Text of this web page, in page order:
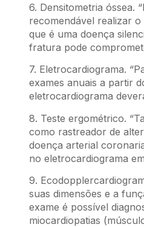
6. Densitometria óssea.
recomendável realizar
que é uma doença
fratura pode
7. Eletrocardiograma.
exames anuais a partir
eletrocardiograma
8. Teste ergométrico.
como rastreador de
doença arterial
no eletrocardiograma
9.
suas dimensões e a
exame é possível
miocardiopatias